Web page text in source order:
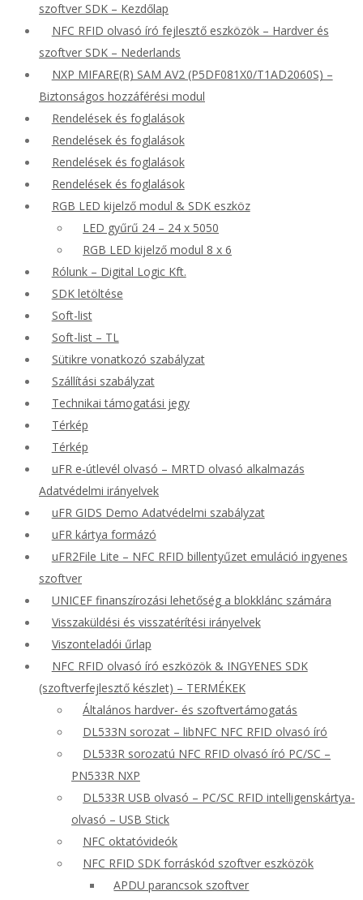
szoftver SDK – Kezdőlap
NFC RFID olvasó író fejlesztő eszközök – Hardver és
szoftver SDK – Nederlands
NXP MIFARE(R) SAM AV2 (P5DF081X0/T1AD2060S) –
Biztonságos hozzáférési modul
Rendelések és foglalások
Rendelések és foglalások
Rendelések és foglalások
Rendelések és foglalások
RGB LED kijelző modul & SDK eszköz
LED gyűrű 24 – 24 x 5050
RGB LED kijelző modul 8 x 6
Rólunk – Digital Logic Kft.
SDK letöltése
Soft-list
Soft-list – TL
Sütikre vonatkozó szabályzat
Szállítási szabályzat
Technikai támogatási jegy
Térkép
Térkép
uFR e-útlevél olvasó – MRTD olvasó alkalmazás
Adatvédelmi irányelvek
uFR GIDS Demo Adatvédelmi szabályzat
uFR kártya formázó
uFR2File Lite – NFC RFID billentyűzet emuláció ingyenes
szoftver
UNICEF finanszírozási lehetőség a blokklánc számára
Visszaküldési és visszatérítési irányelvek
Viszonteladói űrlap
NFC RFID olvasó író eszközök & INGYENES SDK
(szoftverfejlesztő készlet) – TERMÉKEK
Általános hardver- és szoftvertámogatás
DL533N sorozat – libNFC NFC RFID olvasó író
DL533R sorozatú NFC RFID olvasó író PC/SC –
PN533R NXP
DL533R USB olvasó – PC/SC RFID intelligenskártya-
olvasó – USB Stick
NFC oktatóvideók
NFC RFID SDK forráskód szoftver eszközök
APDU parancsok szoftver